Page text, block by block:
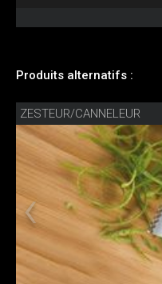
Produits alternatifs :
ZESTEUR/CANNELEUR